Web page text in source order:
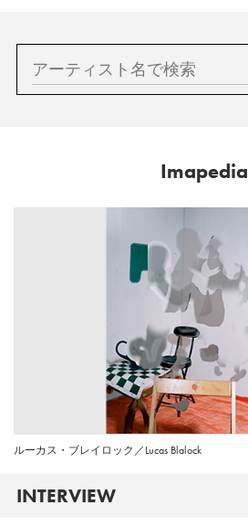
Imapedia
ルーカス・ブレイロック／Lucas Blalock
INTERVIEW